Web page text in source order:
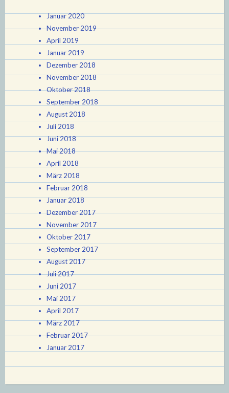
Januar 2020
November 2019
April 2019
Januar 2019
Dezember 2018
November 2018
Oktober 2018
September 2018
August 2018
Juli 2018
Juni 2018
Mai 2018
April 2018
März 2018
Februar 2018
Januar 2018
Dezember 2017
November 2017
Oktober 2017
September 2017
August 2017
Juli 2017
Juni 2017
Mai 2017
April 2017
März 2017
Februar 2017
Januar 2017